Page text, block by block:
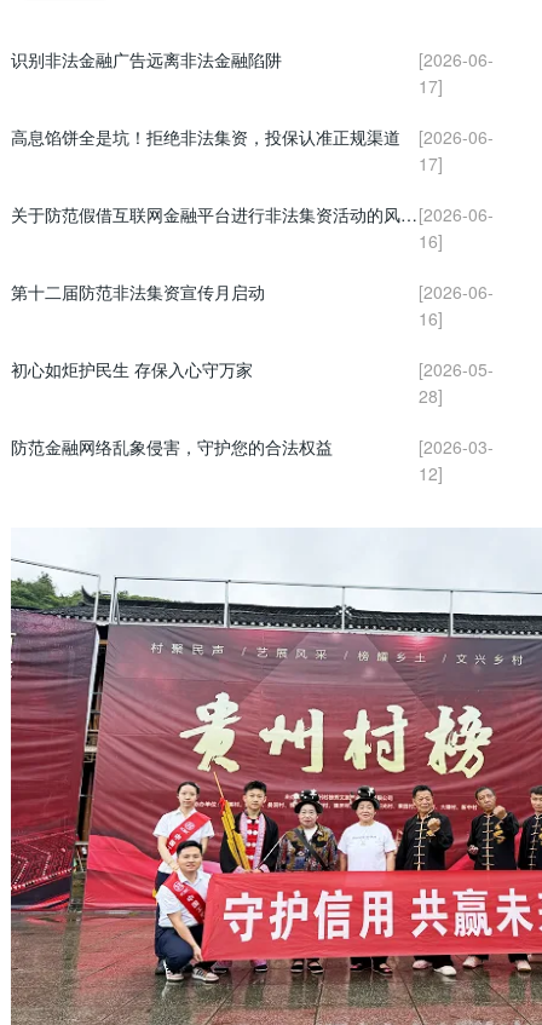
识别非法金融广告远离非法金融陷阱
[2026-06-
17]
高息馅饼全是坑！拒绝非法集资，投保认准正规渠道
[2026-06-
17]
关于防范假借互联网金融平台进行非法集资活动的风险提示[2026-06-
16]
第十二届防范非法集资宣传月启动
[2026-06-
16]
初心如炬护民生 存保入心守万家
[2026-05-
28]
防范金融网络乱象侵害，守护您的合法权益
[2026-03-
12]